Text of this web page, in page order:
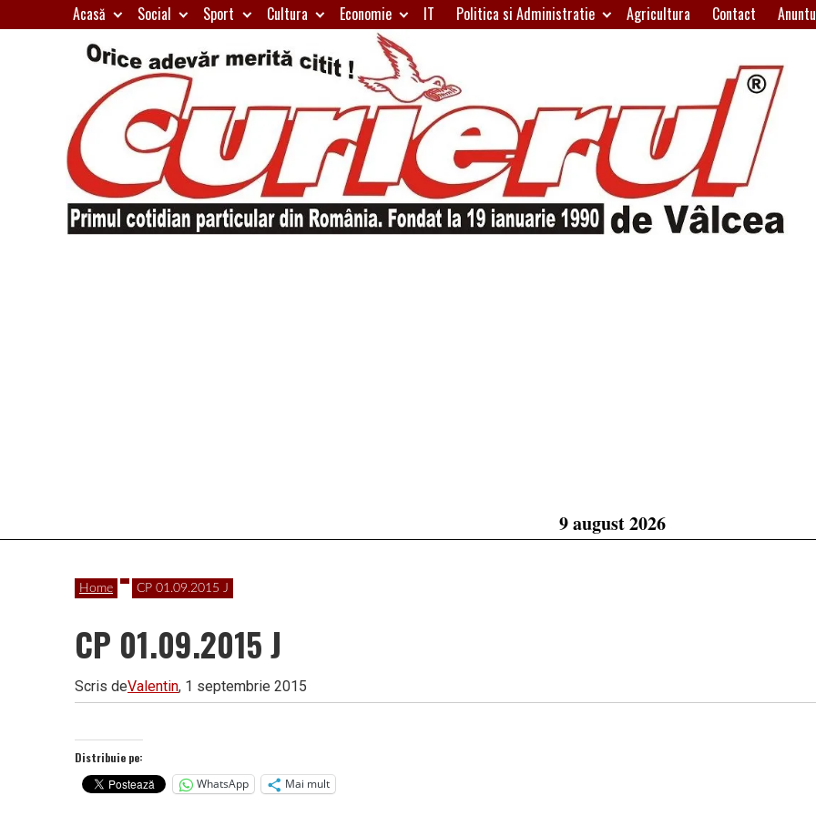
to
Acasă Social Sport Cultura Economie IT Politica si Administratie Agricultura Contact
9 august 2026
Home CP 01.09.2015 J
CP 01.09.2015 J
Scris deValentin, 1 septembrie 2015
Distribuie pe:
WhatsApp
Mai mult